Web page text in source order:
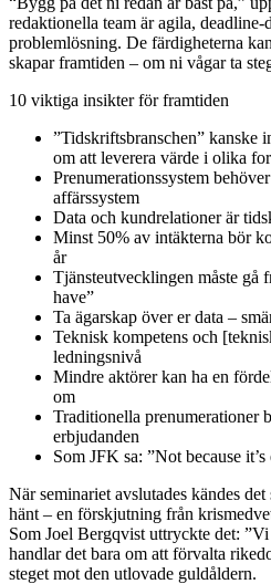
redaktionella team är agila,
problemlösning. De färdigheterna
skapar framtiden – om ni vågar ta
10 viktiga insikter för framtiden
”Tidskriftsbranschen” kanske
om att leverera värde i olika
Prenumerationssystem
affärssystem
Data och kundrelationer är
Minst 50% av intäkterna bör
år
Tjänsteutvecklingen måste gå
have”
Ta ägarskap över er data –
Teknisk kompetens och
ledningsnivå
Mindre aktörer kan ha en
om
Traditionella prenumerationer
erbjudanden
Som JFK sa: ”Not because it’s
När seminariet avslutades kändes
hänt – en förskjutning från
Som Joel Bergqvist uttryckte det:
handlar det bara om att förvalta
steget mot den utlovade guldåldern.